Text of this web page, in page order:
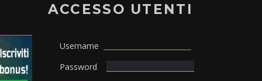
ACCESSO UTENTI
Username
Password